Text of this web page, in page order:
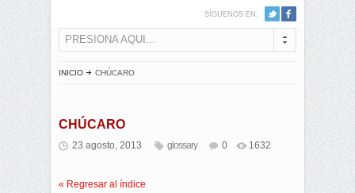
SÍGUENOS EN:
PRESIONA AQUI...
INICIO CHÚCARO
CHÚCARO
23 agosto, 2013 glossary 0 1632
« Regresar al índice